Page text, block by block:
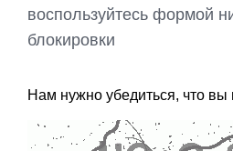
воспользуйтесь формой
блокировки
Нам нужно убедиться, что вы